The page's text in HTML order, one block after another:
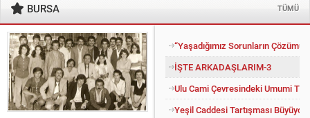
BURSA TÜMÜ
“Yaşadığımız Sorunların
İŞTE ARKADAŞLARIM-3
Ulu Cami Çevresindeki Umumi
Yeşil Caddesi Tartışması Büyüyor